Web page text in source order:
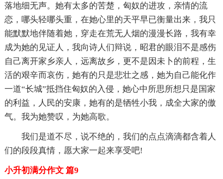
落地细无声。她有太多的苦楚，匈奴的进攻，亲情的流
恋，哪头轻哪头重，在她心里的天平早已衡量出来，我只
能默默地伴随着她，穿走在荒无人烟的漫漫长路，我有幸
成为她的见证人，我向诗人们辩说，昭君的眼泪不是感伤
自己离开家乡亲人，远离故乡，更不是因未卜的前程，生
活的艰辛而哀伤，她有的只是悲壮之感，她为自己能化作
一道“长城”抵挡住匈奴的入侵，她心中所思所想只是国家
的利益，人民的安康，她有的是牺牲小我，成全大家的傲
气。我为她赞叹，为她高歌。
我们是道不尽，说不绝的，我们的点点滴滴都含着人
们的段段真情，愿大家一起来享受吧!
小升初满分作文 篇9